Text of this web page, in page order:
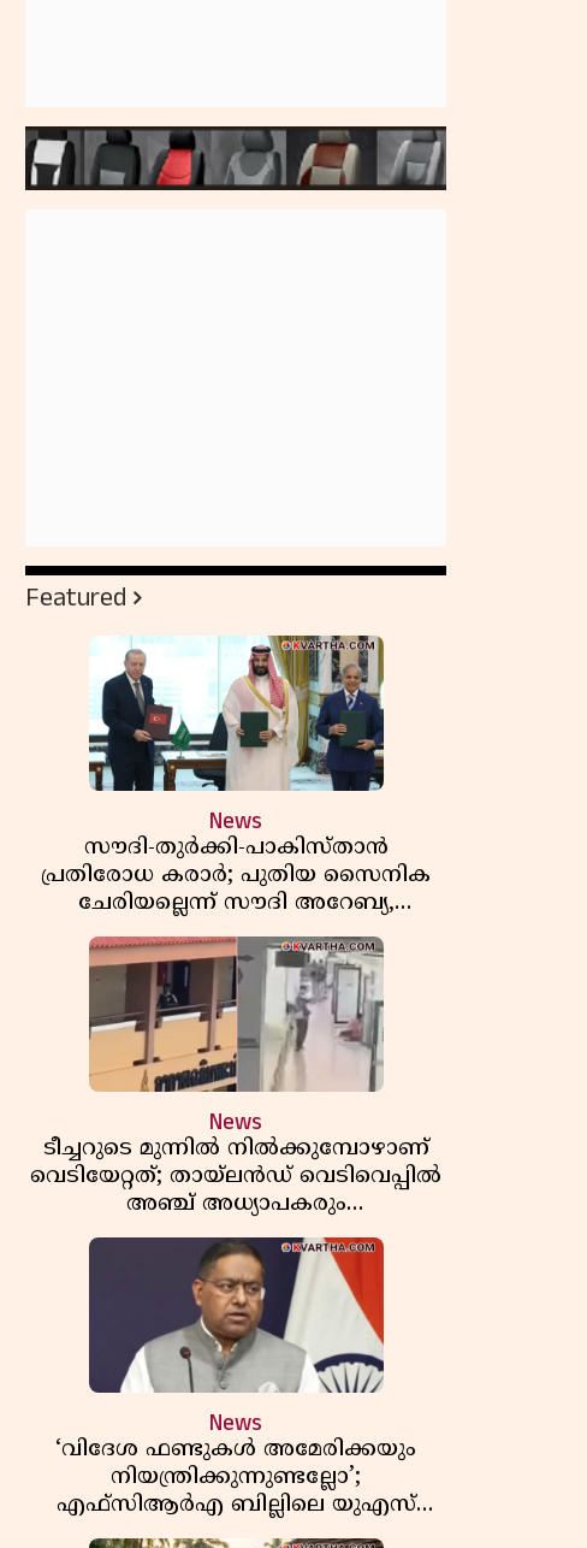
Featured
News
സൗദി-തുർക്കി-പാകിസ്താൻ
പ്രതിരോധ കരാർ; പുതിയ സൈനിക
ചേരിയല്ലെന്ന് സൗദി അറേബ്യ,
വിമർശനവുമായി ഇറാൻ
News
ടീച്ചറുടെ മുന്നിൽ നിൽക്കുമ്പോഴാണ്
വെടിയേറ്റത്; തായ്‌ലൻഡ് വെടിവെപ്പിൽ
അഞ്ച് അധ്യാപകരും
മുത്തശ്ശീമുത്തശ്ശന്മാരും കൊല്ലപ്പെട്ടു,
മരണസംഖ്യ 7; ഞെട്ടിക്കുന്ന
വെളിപ്പെടുത്തലുകൾ
News
‘വിദേശ ഫണ്ടുകൾ അമേരിക്കയും
നിയന്ത്രിക്കുന്നുണ്ടല്ലോ’;
എഫ്സിആർഎ ബില്ലിലെ യുഎസ്
വിമർശനങ്ങൾക്ക് മറുപടിയുമായി ഇന്ത്യ